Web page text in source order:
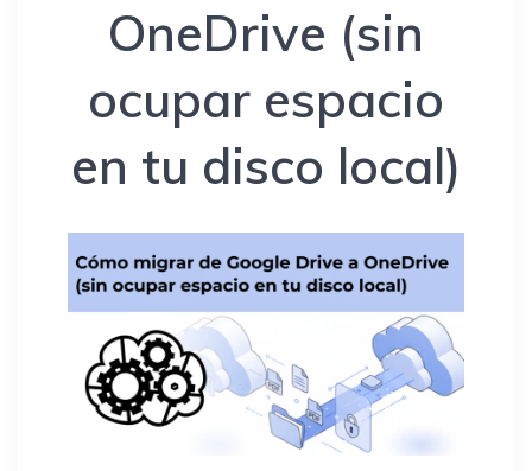
OneDrive (sin
ocupar espacio
en tu disco local)